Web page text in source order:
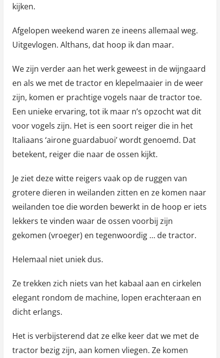
kijken.
Afgelopen weekend waren ze ineens allemaal weg.
Uitgevlogen. Althans, dat hoop ik dan maar.
We zijn verder aan het werk geweest in de wijngaard
en als we met de tractor en klepelmaaier in de weer
zijn, komen er prachtige vogels naar de tractor toe.
Een unieke ervaring, tot ik maar n’s opzocht wat dit
voor vogels zijn. Het is een soort reiger die in het
Italiaans ‘airone guardabuoi’ wordt genoemd. Dat
betekent, reiger die naar de ossen kijkt.
Je ziet deze witte reigers vaak op de ruggen van
grotere dieren in weilanden zitten en ze komen naar
weilanden toe die worden bewerkt in de hoop er iets
lekkers te vinden waar de ossen voorbij zijn
gekomen (vroeger) en tegenwoordig … de tractor.
Helemaal niet uniek dus.
Ze trekken zich niets van het kabaal aan en cirkelen
elegant rondom de machine, lopen erachteraan en
dicht erlangs.
Het is verbijsterend dat ze elke keer dat we met de
tractor bezig zijn, aan komen vliegen. Ze komen